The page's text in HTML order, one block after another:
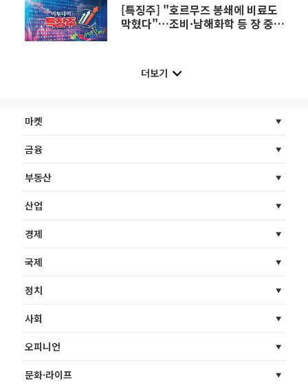
[특징주] "호르무즈 봉쇄에 비료도
막혔다"…조비·남해화학 등 장 중
더보기
마켓
금융
부동산
산업
경제
국제
정치
사회
오피니언
문화·라이프